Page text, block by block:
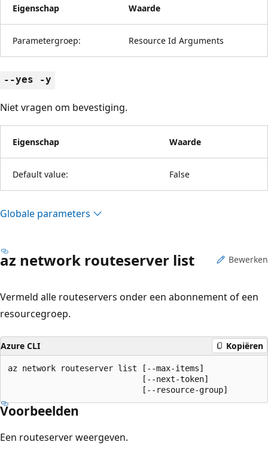
Eigenschap Waarde
Parametergroep: Resource Id Arguments
--yes -y
Niet vragen om bevestiging.
Eigenschap Waarde
Default value: False
Globale parameters
az network routeserver list Bewerken
Vermeld alle routeservers onder een abonnement of een
resourcegroep.
Azure CLI Kopiëren
az network routeserver list [--max-items]
                            [--next-token]
                            [--resource-group]
Voorbeelden
Een routeserver weergeven.